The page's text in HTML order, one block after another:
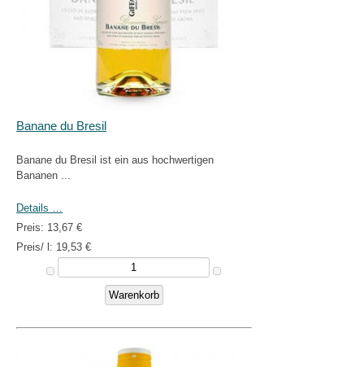
Banane du Bresil
Banane du Bresil ist ein aus hochwertigen
Bananen ...
Details …
Preis: 13,67 €
Preis/ l: 19,53 €